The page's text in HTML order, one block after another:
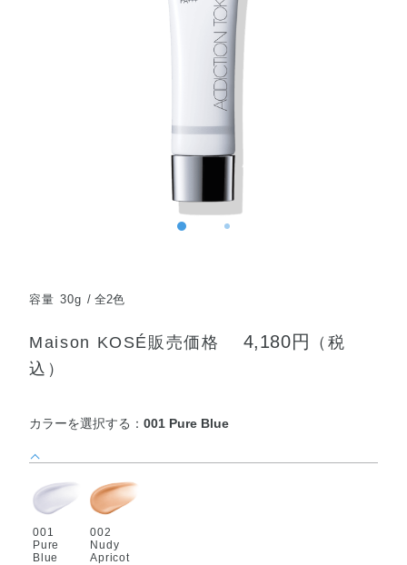
容量 30g 全2色
Maison KOSÉ販売価格 4,180円
（税
込）
カラーを選択する：001 Pure Blue
001
Pure
Blue
002
Nudy
Apricot